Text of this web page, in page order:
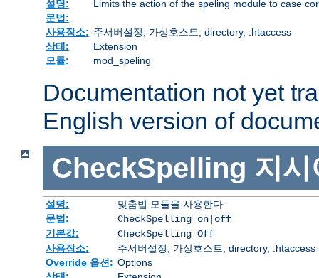
설명:
Limits the action of the speling module to case
문법:
사용장소: 주서버설정, 가상호스트, directory, .htaccess
상태:
Extension
모듈:
mod_speling
Documentation not yet
English version of
CheckSpelling 지시
설명:
맞춤법 모듈을 사용한다
문법:
CheckSpelling on|off
기본값:
CheckSpelling Off
사용장소:
주서버설정, 가상호스트, directory, .htaccess
Override 옵션: Options